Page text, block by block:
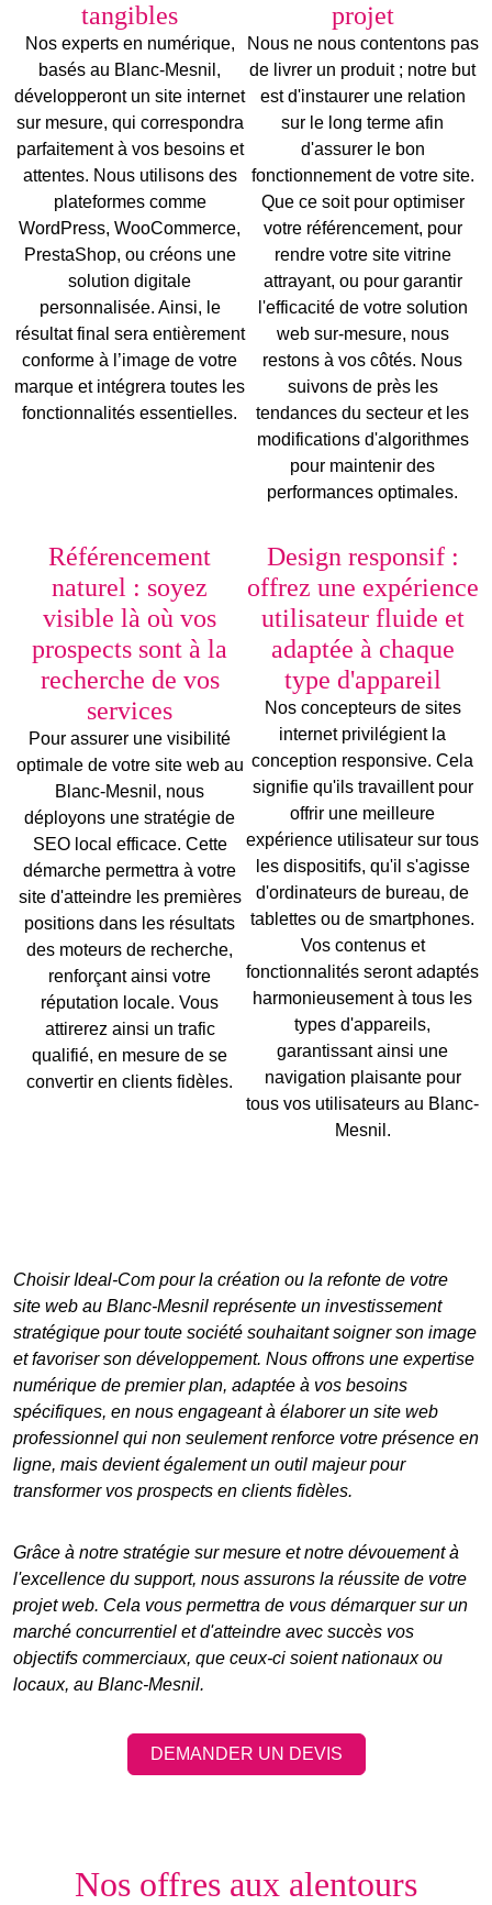
tangibles
Nos experts en numérique,
basés au Blanc-Mesnil,
développeront un site internet
sur mesure, qui correspondra
parfaitement à vos besoins et
attentes. Nous utilisons des
plateformes comme
WordPress, WooCommerce,
PrestaShop, ou créons une
solution digitale
personnalisée. Ainsi, le
résultat final sera entièrement
conforme à l’image de votre
marque et intégrera toutes les
fonctionnalités essentielles.
projet
Nous ne nous contentons pas
de livrer un produit ; notre but
est d'instaurer une relation
sur le long terme afin
d'assurer le bon
fonctionnement de votre site.
Que ce soit pour optimiser
votre référencement, pour
rendre votre site vitrine
attrayant, ou pour garantir
l'efficacité de votre solution
web sur-mesure, nous
restons à vos côtés. Nous
suivons de près les
tendances du secteur et les
modifications d'algorithmes
pour maintenir des
performances optimales.
Référencement
naturel : soyez
visible là où vos
prospects sont à la
recherche de vos
services
Pour assurer une visibilité
optimale de votre site web au
Blanc-Mesnil, nous
déployons une stratégie de
SEO local efficace. Cette
démarche permettra à votre
site d'atteindre les premières
positions dans les résultats
des moteurs de recherche,
renforçant ainsi votre
réputation locale. Vous
attirerez ainsi un trafic
qualifié, en mesure de se
convertir en clients fidèles.
Design responsif :
offrez une expérience
utilisateur fluide et
adaptée à chaque
type d'appareil
Nos concepteurs de sites
internetprivilégient la
conception responsive. Cela
signifie qu'ils travaillent pour
offrir une meilleure
expérience utilisateur sur tous
les dispositifs, qu'il s'agisse
d'ordinateurs de bureau, de
tablettes ou de smartphones.
Vos contenus et
fonctionnalités seront adaptés
harmonieusement à tous les
types d'appareils,
garantissant ainsi une
navigation plaisante pour
tous vos utilisateurs au Blanc-
Mesnil.
Choisir Ideal-Com pour la création ou la refonte de votre
site web au Blanc-Mesnil représente un investissement
stratégique pour toute société souhaitant soigner son image
et favoriser son développement. Nous offrons une expertise
numérique de premier plan, adaptée à vos besoins
spécifiques, en nous engageant à élaborer un site web
professionnel qui non seulement renforce votre présence en
ligne, mais devient également un outil majeur pour
transformer vos prospects en clients fidèles.
Grâce à notre stratégie sur mesure et notre dévouement à
l'excellence du support, nous assurons la réussite de votre
projet web. Cela vous permettra de vous démarquer sur un
marché concurrentiel et d'atteindre avec succès vos
objectifs commerciaux, que ceux-ci soient nationaux ou
locaux, au Blanc-Mesnil.
DEMANDER UN DEVIS
Nos offres aux alentours